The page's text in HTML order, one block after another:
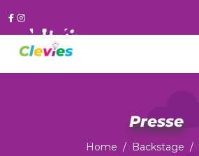
Presse
Home Backstage